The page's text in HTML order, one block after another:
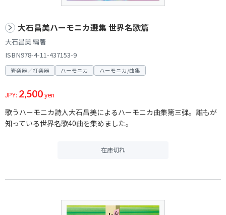
大石昌美ハーモニカ選集 世界名歌篇
大石昌美 編著
ISBN978-4-11-437153-9
管楽器／打楽器 ハーモニカ ハーモニカ/曲集
JPY: 2,500yen
歌うハーモニカ詩人大石昌美によるハーモニカ曲集第三弾。誰もが
知っている世界名歌40曲を集めました。
在庫切れ